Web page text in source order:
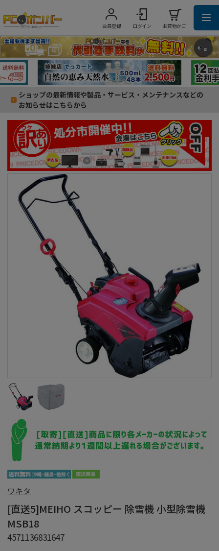
会員登録 ログイン お買物かご
ショップの最新情報や製品・サービス・メンテナンスなどの
お知らせはこちらから
ワキタ
[直送5]MEIHO スコッピー 除雪機 小型除雪機
MSB18
4571136831647